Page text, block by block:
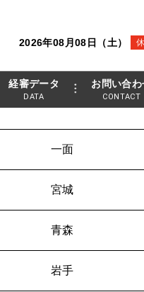
2026年08月08日（土）
経審データ
DATA
お問い合わ
CONTACT
一面
宮城
青森
岩手